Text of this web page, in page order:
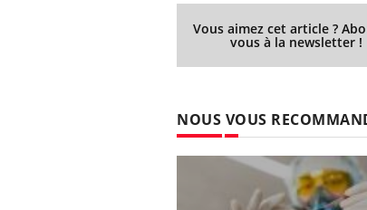
Vous aimez cet article ?
vous à la newsletter !
NOUS VOUS